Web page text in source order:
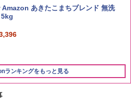
Amazon あきたこまちブレンド 無洗
ランキングをもっと見る